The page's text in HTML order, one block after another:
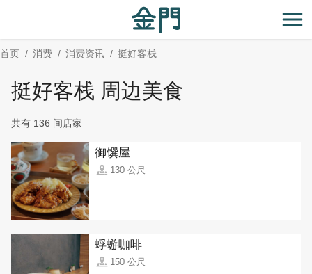
主
要
开
首页 消费 消费资讯 挺好客栈
挺好客栈 周边美食
共有 136 间店家
御馔屋
130 公尺
蜉蝣咖啡
150 公尺